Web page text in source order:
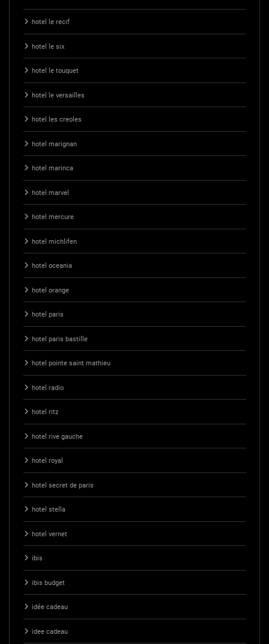
hotel le recif
hotel le six
hotel le touquet
hotel le versailles
hotel les creoles
hotel marignan
hotel marinca
hotel marvel
hotel mercure
hotel michlifen
hotel oceania
hotel orange
hotel paris
hotel paris bastille
hotel pointe saint mathieu
hotel radio
hotel ritz
hotel rive gauche
hotel royal
hotel secret de paris
hotel stella
hotel vernet
ibis
ibis budget
idée cadeau
idee cadeau